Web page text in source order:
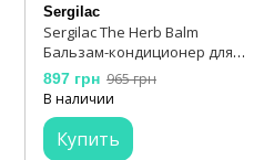
Sergilac
Sergilac The Herb Balm
Бальзам-кондиционер для
волос травяной 1000 мл
897 грн 965 грн
В наличии
Купить